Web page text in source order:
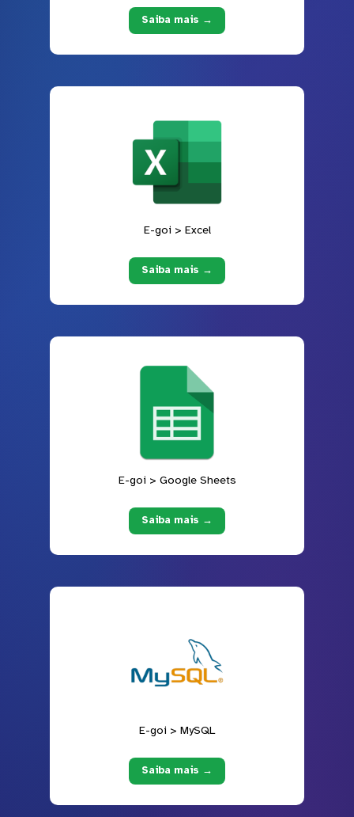
Saiba mais →
E-goi > Excel
Saiba mais →
E-goi > Google Sheets
Saiba mais →
E-goi > MySQL
Saiba mais →